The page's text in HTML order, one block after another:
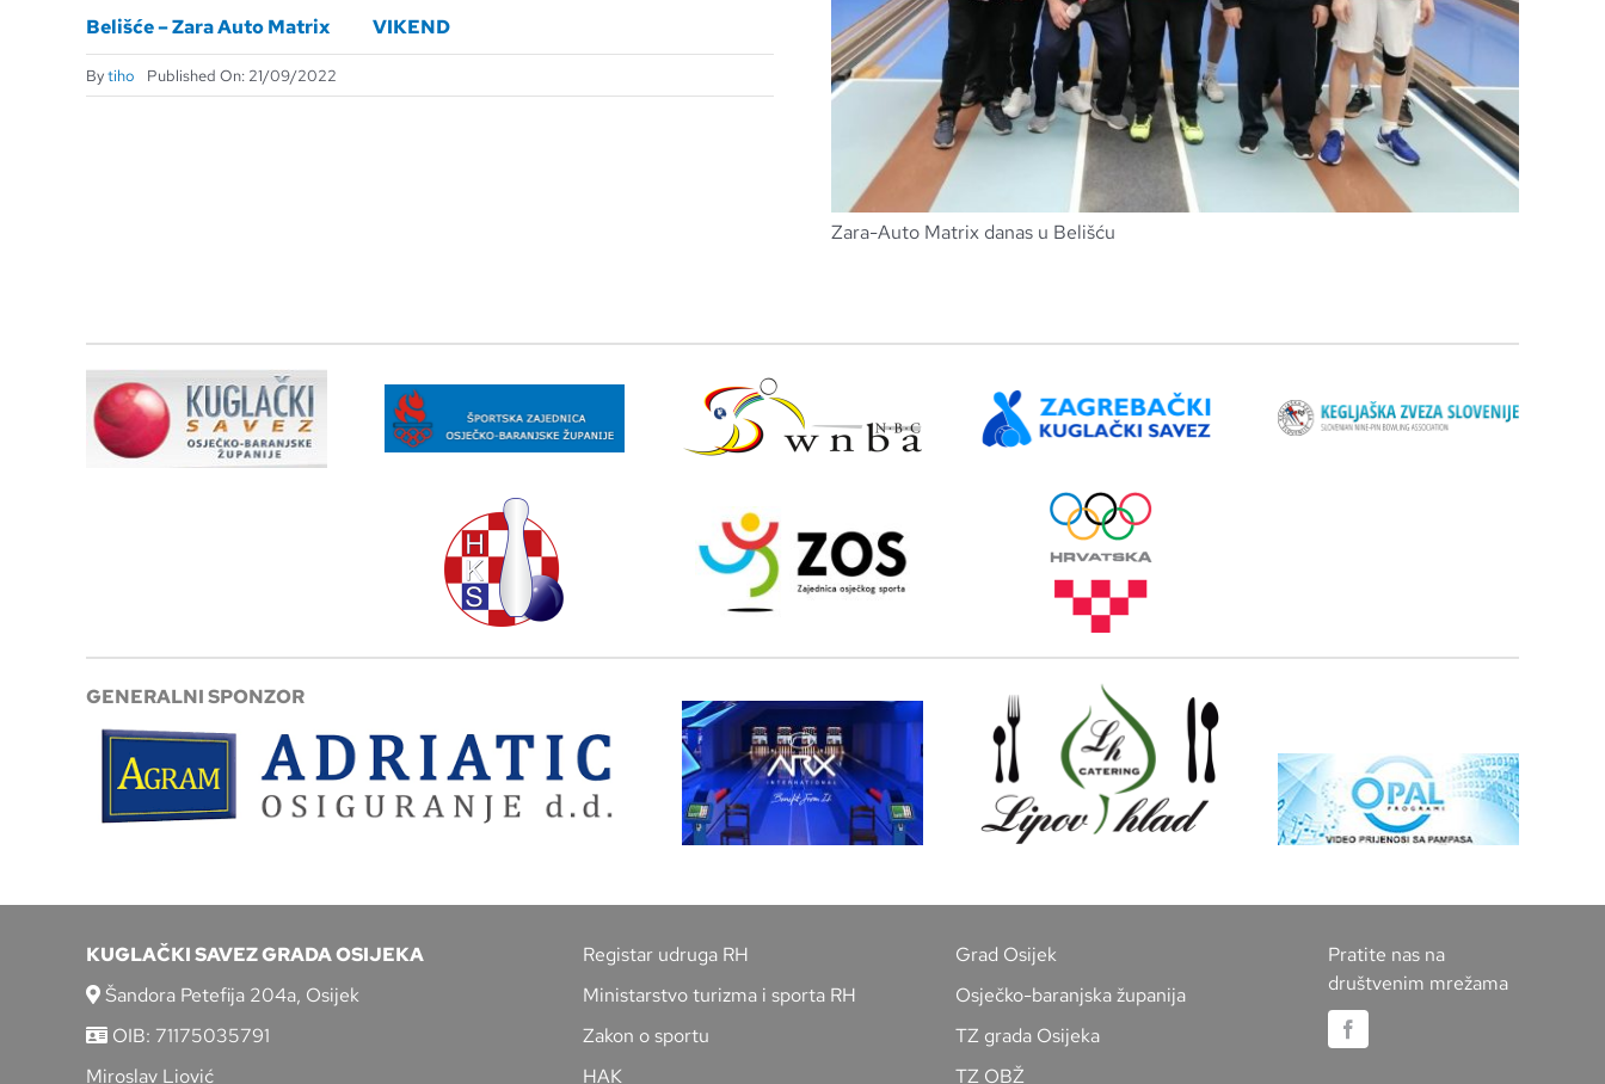
Belišće – Zara Auto Matrix
VIKEND
Bytiho Published On: 21/09/2022
Zara-Auto Matrix danas u Belišću
GENERALNI SPONZOR
KUGLAČKI SAVEZ GRADA OSIJEKA
Šandora Petefija 204a, Osijek
OIB: 71175035791
Miroslav Liović
Registar udruga RH
Ministarstvo turizma i sporta RH
Zakon o sportu
HAK
Grad Osijek
Osječko-baranjska županija
TZ grada Osijeka
TZ OBŽ
Pratite nas na
društvenim mrežama